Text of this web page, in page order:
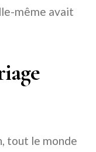
même avait
tout le monde